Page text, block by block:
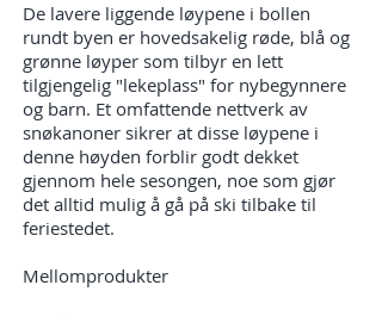
De lavere liggende løypene i bollen
rundt byen er hovedsakelig røde, blå og
grønne løyper som tilbyr en lett
tilgjengelig "lekeplass" for nybegynnere
og barn. Et omfattende nettverk av
snøkanoner sikrer at disse løypene i
denne høyden forblir godt dekket
gjennom hele sesongen, noe som gjør
det alltid mulig å gå på ski tilbake til
feriestedet.
Mellomprodukter